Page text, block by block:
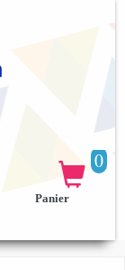
0

Panier